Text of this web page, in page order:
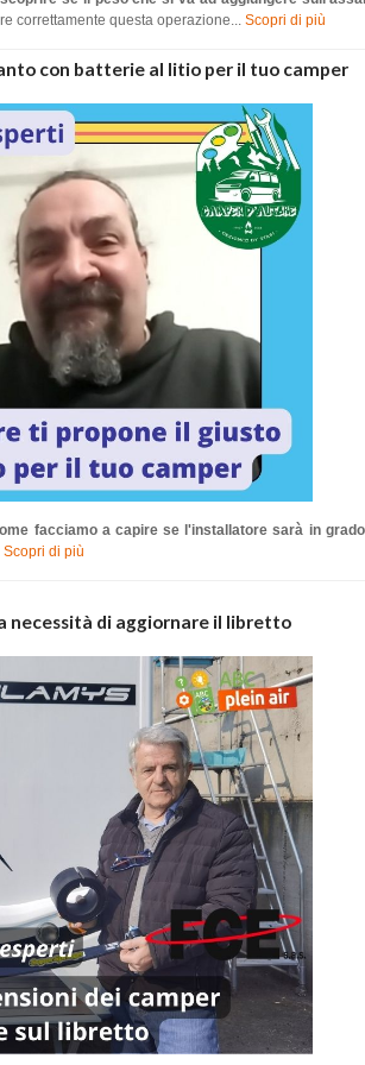
correttamente questa operazione... Scopri di più
con batterie al litio per il tuo camper
facciamo a capire se l'installatore sarà in
Scopri di più
necessità di aggiornare il libretto